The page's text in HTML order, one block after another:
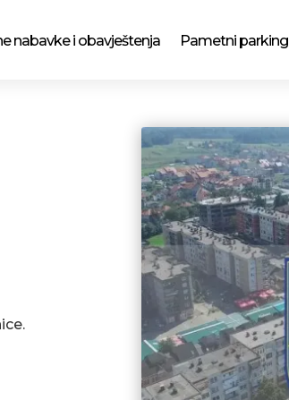
nabavke i obavještenja Pametni parking